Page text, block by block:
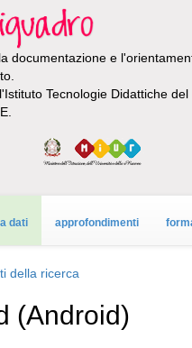
documentazione e
Tecnologie Didattiche
dati approfondimenti
della ricerca
(Android)